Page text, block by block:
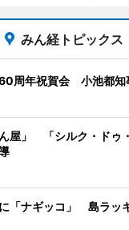
みん経トピックス
周年祝賀会 小池都知
屋」 「シルク・ドゥ
「ナギッコ」 島ラッ